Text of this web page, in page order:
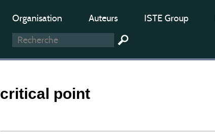
Organisation Auteurs ISTE Group
critical point